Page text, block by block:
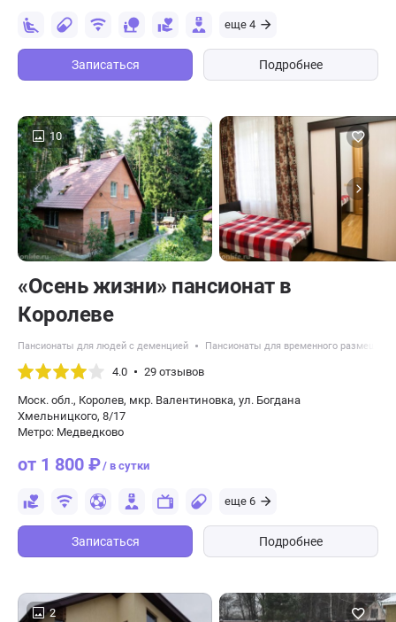
еще 4
Записаться Подробнее
10
«Осень жизни» пансионат в
Королеве
Пансионаты для людей с деменцией Пансионаты для временного
4.0 29 отзывов
Моск. обл., Королев, мкр. Валентиновка, ул. Богдана
Хмельницкого, 8/17
Метро: Медведково
от 1 800 ₽/ в сутки
еще 6
Записаться Подробнее
2